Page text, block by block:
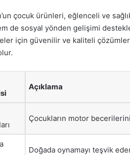
çocuk ürünleri, eğlenceli ve
de sosyal yönden gelişimi
için güvenilir ve kaliteli çözümler
Açıklama
Çocukların motor
Doğada oynamayı teşvik